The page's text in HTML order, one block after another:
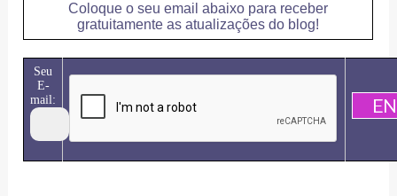
Coloque o seu email abaixo para receber
gratuitamente as atualizações do blog!
Seu
E-
mail: